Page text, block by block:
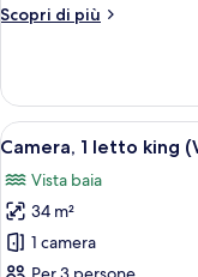
Scopri di più
Altri
panoramica
(Waterfront)
Apri
tutte
le
foto
per
Camera,
5
Camera, 1 letto king
Vista baia
34 m²
1 camera